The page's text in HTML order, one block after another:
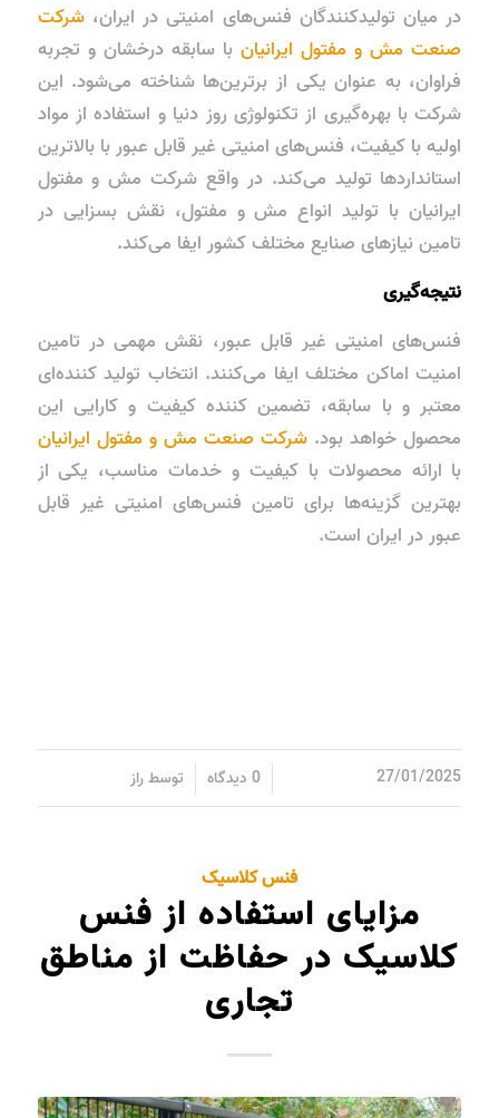
در میان تولیدکنندگان فنس‌های امنیتی در ایران،شرکت
صنعت مش و مفتول ایرانیانبا سابقه درخشان و تجربه
فراوان، به عنوان یکی از برترین‌ها شناخته می‌شود. این
شرکت با بهره‌گیری از تکنولوژی روز دنیا و استفاده از مواد
اولیه با کیفیت، فنس‌های امنیتی غیر قابل عبور با بالاترین
استانداردها تولید می‌کند. در واقع شرکت مش و مفتول
ایرانیان با تولید انواع مش و مفتول، نقش بسزایی در
تامین نیازهای صنایع مختلف کشور ایفا می‌کند.
نتیجه‌گیری
فنس‌های امنیتی غیر قابل عبور، نقش مهمی در تامین
امنیت اماکن مختلف ایفا می‌کنند. انتخاب تولید کننده‌ای
معتبر و با سابقه، تضمین کننده کیفیت و کارایی این
محصول خواهد بود. شرکت صنعت مش و مفتول ایرانیان
با ارائه محصولات با کیفیت و خدمات مناسب، یکی از
بهترین گزینه‌ها برای تامین فنس‌های امنیتی غیر قابل
عبور در ایران است.
27/01/2025 0 دیدگاه توسطراز
فنس کلاسیک
مزایای استفاده از فنس‌
کلاسیک در حفاظت از مناطق
تجاری